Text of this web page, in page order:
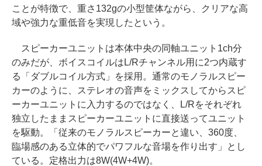
ことが特徴で、重さ132gの小型筐体ながら、クリアな高
域や強力な重低音を実現したという。
スピーカーユニットは本体中央の同軸ユニット1ch分
のみだが、ボイスコイルはL/Rチャンネル用に2つ内蔵す
る「ダブルコイル方式」を採用。通常のモノラルスピー
カーのように、ステレオの音声をミックスしてからスピ
ーカーユニットに入力するのではなく、L/Rをそれぞれ
独立したままスピーカーユニットに直接送ってユニット
を駆動。「従来のモノラルスピーカーと違い、360度、
臨場感のある立体的でパワフルな音場を作り出す」とし
ている。定格出力は8W(4W+4W)。